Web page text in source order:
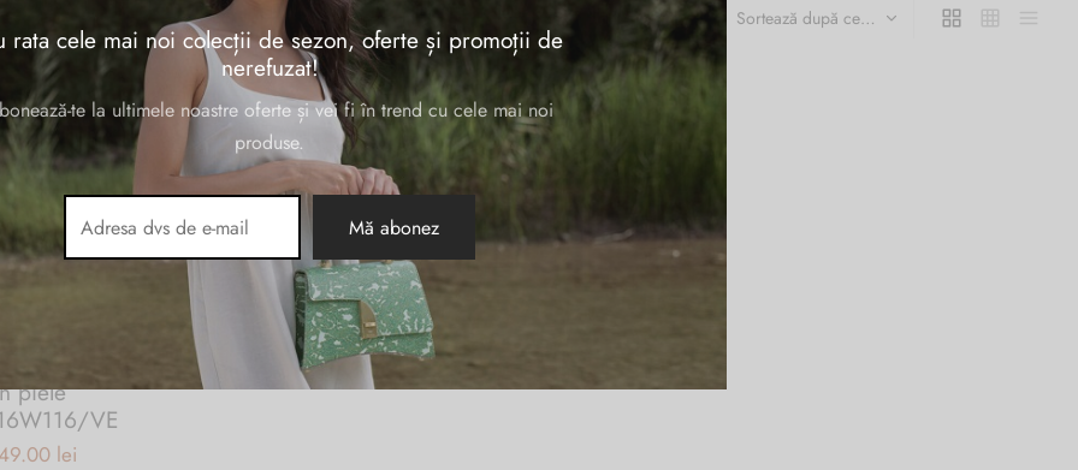
rata cele mai noi colecții de sezon, oferte și promoții de
nerefuzat!
te la ultimele noastre oferte și vei fi în trend cu cele mai noi
produse.
etichetate „geanta din piele barbati”
piele
VE
inițial
lei